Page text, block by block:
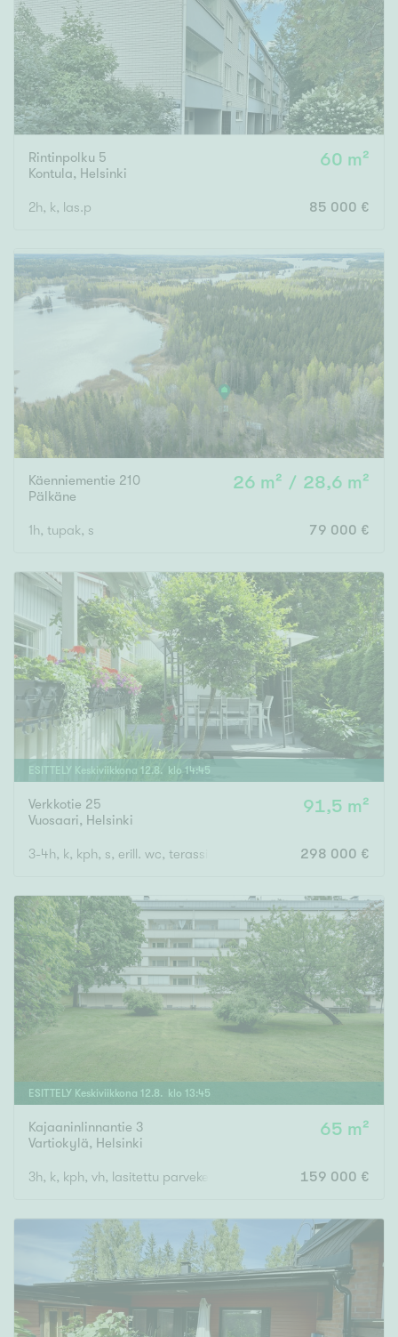
Rintinpolku 5
Kontula, Helsinki
60 m²
2h, k, las.p 85 000 €
Käenniementie 210
Pälkäne
26 m² / 28,6 m²
1h, tupak, s 79 000 €
ESITTELY Keskiviikkona 12.8. klo 14:45
Verkkotie 25
Vuosaari, Helsinki
91,5 m²
3-4h, k, kph, s, erill. wc, terassi, piha ja varasto298 000 €
ESITTELY Keskiviikkona 12.8. klo 13:45
Kajaaninlinnantie 3
Vartiokylä, Helsinki
65 m²
3h, k, kph, vh, lasitettu parveke 159 000 €